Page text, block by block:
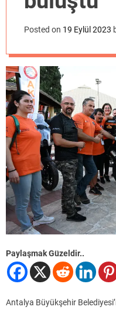
Posted on 19 Eylül 2023
Paylaşmak Güzeldir..
Antalya Büyükşehir